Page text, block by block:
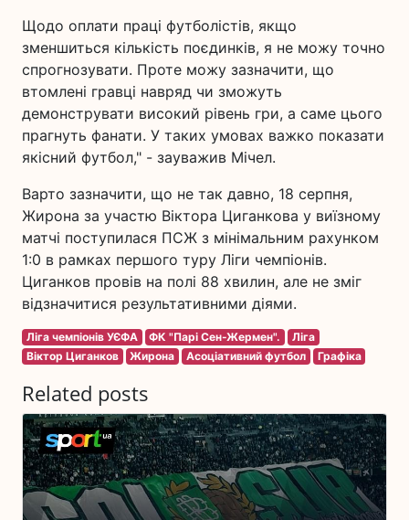
Щодо оплати праці футболістів, якщо
зменшиться кількість поєдинків, я не можу точно
спрогнозувати. Проте можу зазначити, що
втомлені гравці навряд чи зможуть
демонструвати високий рівень гри, а саме цього
прагнуть фанати. У таких умовах важко показати
якісний футбол," - зауважив Мічел.
Варто зазначити, що не так давно, 18 серпня,
Жирона за участю Віктора Циганкова у виїзному
матчі поступилася ПСЖ з мінімальним рахунком
1:0 в рамках першого туру Ліги чемпіонів.
Циганков провів на полі 88 хвилин, але не зміг
відзначитися результативними діями.
Ліга чемпіонів УЄФА ФК "Парі Сен-Жермен".
Ліга
Віктор Циганков
Жирона Асоціативний футбол Графіка
Related posts